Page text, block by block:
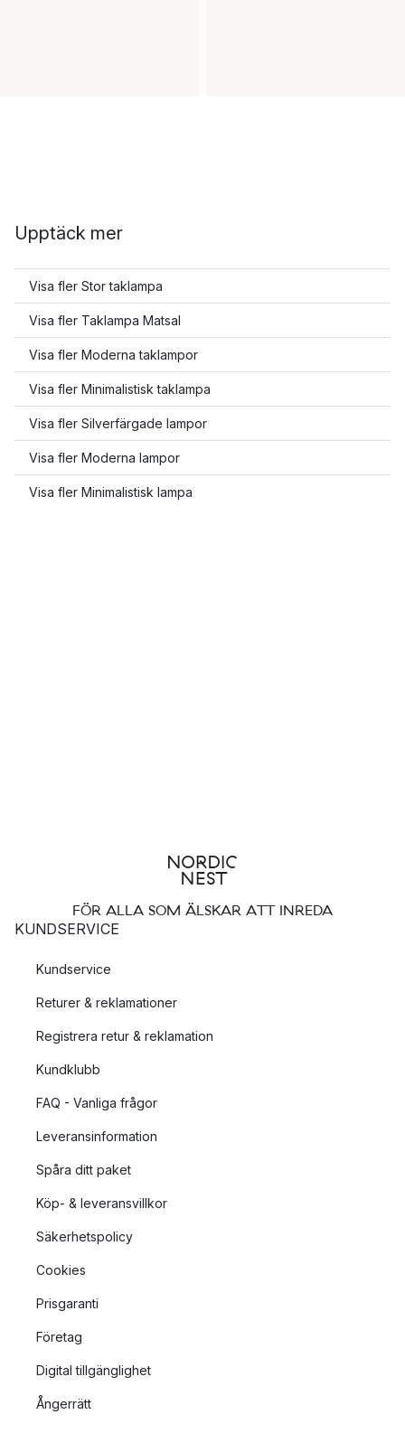
Upptäck mer
Visa fler Stor taklampa
Visa fler Taklampa Matsal
Visa fler Moderna taklampor
Visa fler Minimalistisk taklampa
Visa fler Silverfärgade lampor
Visa fler Moderna lampor
Visa fler Minimalistisk lampa
FÖR ALLA SOM ÄLSKAR ATT INREDA
KUNDSERVICE
Kundservice
Returer & reklamationer
Registrera retur & reklamation
Kundklubb
FAQ - Vanliga frågor
Leveransinformation
Spåra ditt paket
Köp- & leveransvillkor
Säkerhetspolicy
Cookies
Prisgaranti
Företag
Digital tillgänglighet
Ångerrätt